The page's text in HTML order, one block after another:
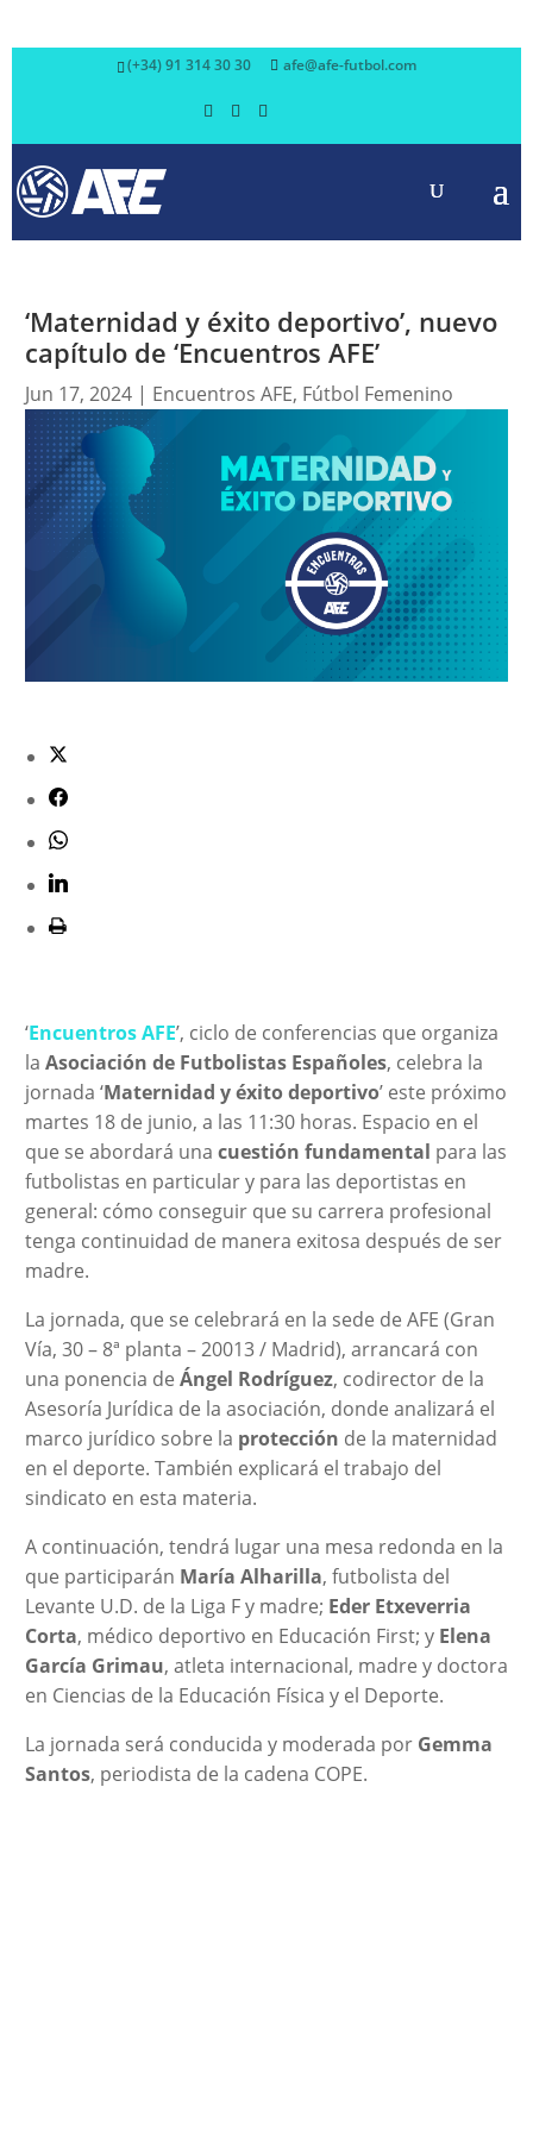
(+34) 91 314 30 30 afe@afe-futbol.com
‘Maternidad y éxito deportivo’, nuevo
capítulo de ‘Encuentros AFE’
Jun 17, 2024| Encuentros AFE, Fútbol Femenino
‘Encuentros AFE’, ciclo de conferencias que organiza
la Asociación de Futbolistas Españoles, celebra la
jornada ‘Maternidad y éxito deportivo’ este próximo
martes 18 de junio, a las 11:30 horas. Espacio en el
que se abordará una cuestión fundamental para las
futbolistas en particular y para las deportistas en
general: cómo conseguir que su carrera profesional
tenga continuidad de manera exitosa después de ser
madre.
La jornada, que se celebrará en la sede de AFE (Gran
Vía, 30 – 8ª planta – 20013 / Madrid), arrancará con
una ponencia de Ángel Rodríguez, codirector de la
Asesoría Jurídica de la asociación, donde analizará el
marco jurídico sobre la protección de la maternidad
en el deporte. También explicará el trabajo del
sindicato en esta materia.
A continuación, tendrá lugar una mesa redonda en la
que participarán María Alharilla, futbolista del
Levante U.D. de la Liga F y madre; ⁠ Eder Etxeverria
Corta, médico deportivo en Educación First; y Elena
García Grimau, atleta internacional, madre y doctora
en Ciencias de la Educación Física y el Deporte.
La jornada será conducida y moderada por Gemma
Santos, periodista de la cadena COPE.